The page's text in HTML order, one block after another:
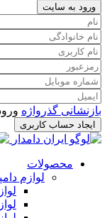
ورود به سایت
بازنشانی گذرواژه
ایجاد حساب کاربری
محصولات
لوازم